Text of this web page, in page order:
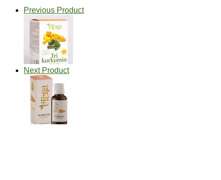
Previous Product
Next Product